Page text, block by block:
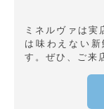
ミネルヴァは実
は味わえない
す。ぜひ、ご来